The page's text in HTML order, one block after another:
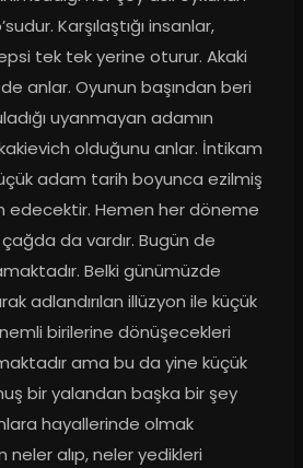
Karşılaştığı insanlar,
tek tek yerine oturur. Akaki
anlar. Oyunun başından beri
uyanmayan adamın
olduğunu anlar. İntikam
adam tarih boyunca ezilmiş
edecektir. Hemen her döneme
da vardır. Bugün de
Belki günümüzde
adlandırılan illüzyon ile küçük
birilerine dönüşecekleri
ama bu da yine küçük
bir yalandan başka bir şey
hayallerinde olmak
neler alıp, neler yedikleri